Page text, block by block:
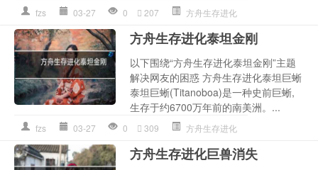
fzs 03-27 0 207 方舟生存进化
方舟生存进化泰坦金刚
以下围绕“方舟生存进化泰坦金刚”主题
解决网友的困惑 方舟生存进化泰坦巨蜥
泰坦巨蜥(Titanoboa)是一种史前巨蜥,
生存于约6700万年前的南美洲。...
fzs 03-27 0 309 方舟生存进化
方舟生存进化巨兽消失